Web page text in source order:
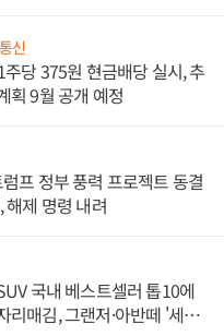
신
당 375원 현금배당 실시, 추
획 9월 공개 예정
프 정부 풍력 프로젝트 동결
제 명령 내려
국내 베스트셀러 톱10에
리매김, 그랜저·아반떼 '세단